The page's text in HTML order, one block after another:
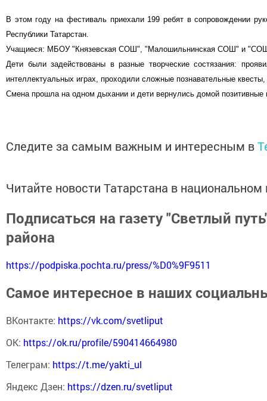
В этом году на фестиваль приехали 199 ребят в сопровождении
Республики Татарстан.
Учащиеся: МБОУ "Князевская СОШ", "Малошильнинская СОШ" и "СОШ
Дети были задействованы в разные творческие состязания:
интеллектуальных играх, проходили сложные познавательные
Смена прошла на одном дыхании и дети вернулись домой позитивные
Следите за самым важным и интересным в
Читайте новости Татарстана в
Подписаться на газету "Светлый
района
https://podpiska.pochta.ru/press/%D0%9F9511
Самое интересное в наших
ВКонтакте: https://vk.com/svetliput
ОК: https://ok.ru/profile/590414664980
Телеграм: https://t.me/yakti_ul
Яндекс Дзен: https://dzen.ru/svetliput